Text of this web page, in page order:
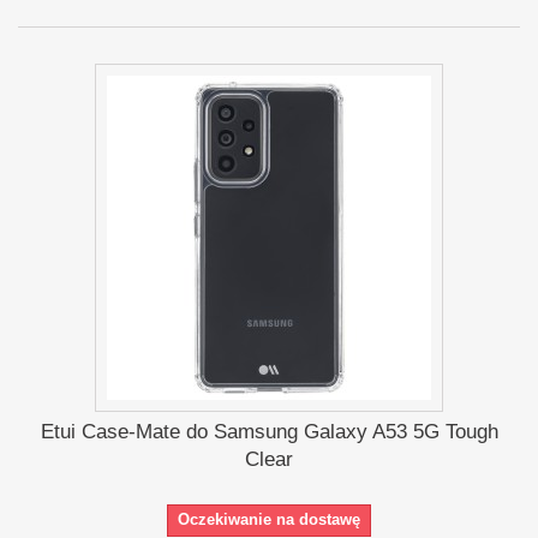
Etui Case-Mate do Samsung Galaxy A53 5G Tough
Clear
Oczekiwanie na dostawę